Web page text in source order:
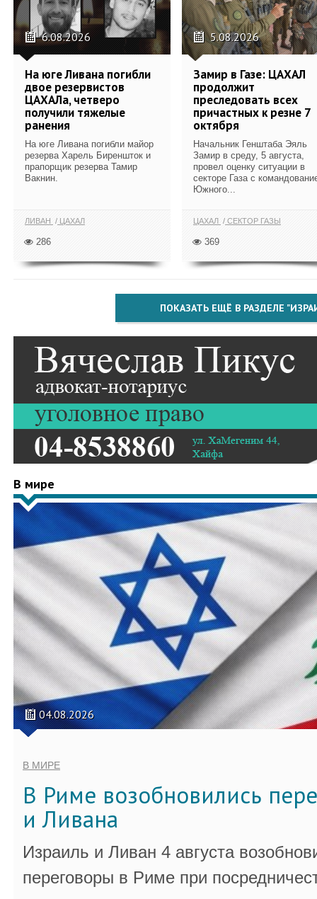
6.08.2026
На юге Ливана погибли
двое резервистов
ЦАХАЛа, четверо
получили тяжелые
ранения
На юге Ливана погибли майор
резерва Харель Биреншток и
прапорщик резерва Тамир
Вакнин.
ЛИВАН ЦАХАЛ
286
5.08.2026
Замир в Газе: ЦАХАЛ
продолжит
преследовать всех
причастных к резне 7
октября
Начальник Генштаба Эяль
Замир в среду, 5 августа,
провел оценку ситуации в
секторе Газа с
Южного...
ЦАХАЛ СЕКТОР ГАЗЫ
369
ПОКАЗАТЬ ЕЩЁ В РАЗДЕЛЕ
В мире
04.08.2026
В МИРЕ
В Риме возобновились
и Ливана
Израиль и Ливан 4 августа
переговоры в Риме при